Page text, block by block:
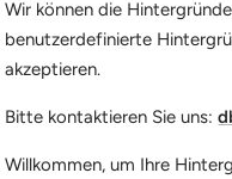
Wir können die
benutzerdefinierte
akzeptieren.
Bitte kontaktieren Sie uns:
Willkommen, um Ihre